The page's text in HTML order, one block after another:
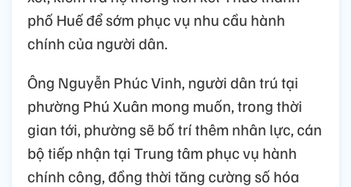
phố Huế để sớm phục vụ nhu cầu hành
chính của người dân.
Ông Nguyễn Phúc Vinh, người dân trú tại
phường Phú Xuân mong muốn, trong thời
gian tới, phường sẽ bố trí thêm nhân lực, cán
bộ tiếp nhận tại Trung tâm phục vụ hành
chính công, đồng thời tăng cường số hóa